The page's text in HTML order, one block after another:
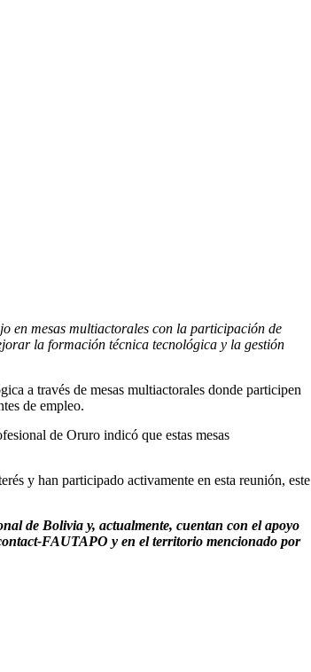
en mesas multiactorales con la participación de
la formación técnica tecnológica y la gestión
a través de mesas multiactorales donde participen
de empleo.
de Oruro indicó que estas mesas
y han participado activamente en esta reunión, este
de Bolivia y, actualmente, cuentan con el apoyo
FAUTAPO y en el territorio mencionado por